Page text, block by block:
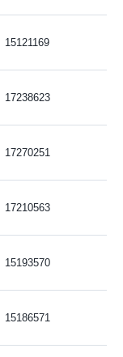
15121169
17238623
17270251
17210563
15193570
15186571